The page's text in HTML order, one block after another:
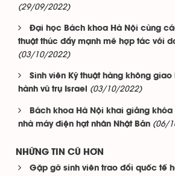
(29/09/2022)
Đại học Bách khoa Hà Nội cùng
thuật thúc đẩy mạnh mẽ hợp tác với
(03/10/2022)
Sinh viên Kỹ thuật hàng không giao
hành vũ trụ Israel
(03/10/2022)
Bách khoa Hà Nội khai giảng
nhà máy điện hạt nhân Nhật Bản (06/
NHỮNG TIN CŨ HƠN
Gặp gỡ sinh viên trao đổi quốc tế